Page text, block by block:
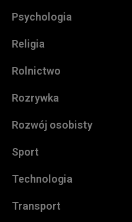
Psychologia
Religia
Rolnictwo
Rozrywka
Rozwój osobisty
Sport
Technologia
Transport